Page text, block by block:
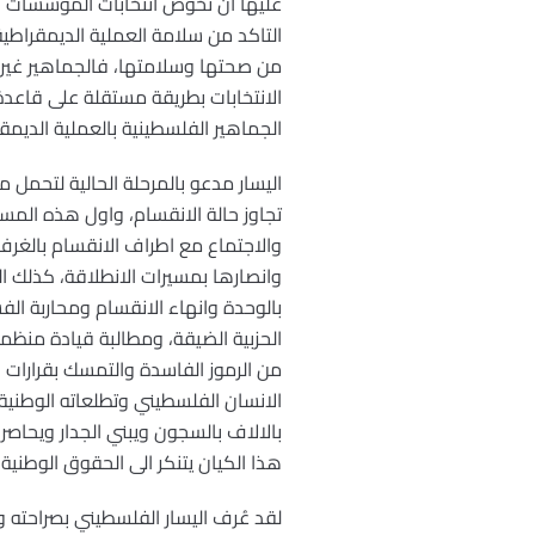
التاكد من سلامة العملية
من صحتها وسلامتها، فالجماهير
الانتخابات بطريقة مستقلة على
الجماهير الفلسطينية بالعملية
اليسار مدعو بالمرحلة الحالية
تجاوز حالة الانقسام، واول هذه
والاجتماع مع اطراف الانقسام
وانصارها بمسيرات الانطلاقة،
بالوحدة وانهاء الانقسام ومحاربة
الحزبية الضيقة، ومطالبة قيادة
من الرموز الفاسدة والتمسك
الانسان الفلسطيني وتطلعاته
بالالاف بالسجون ويبني الجدار
هذا الكيان يتنكر الى الحقوق
لقد عُرف اليسار الفلسطيني بصراحته